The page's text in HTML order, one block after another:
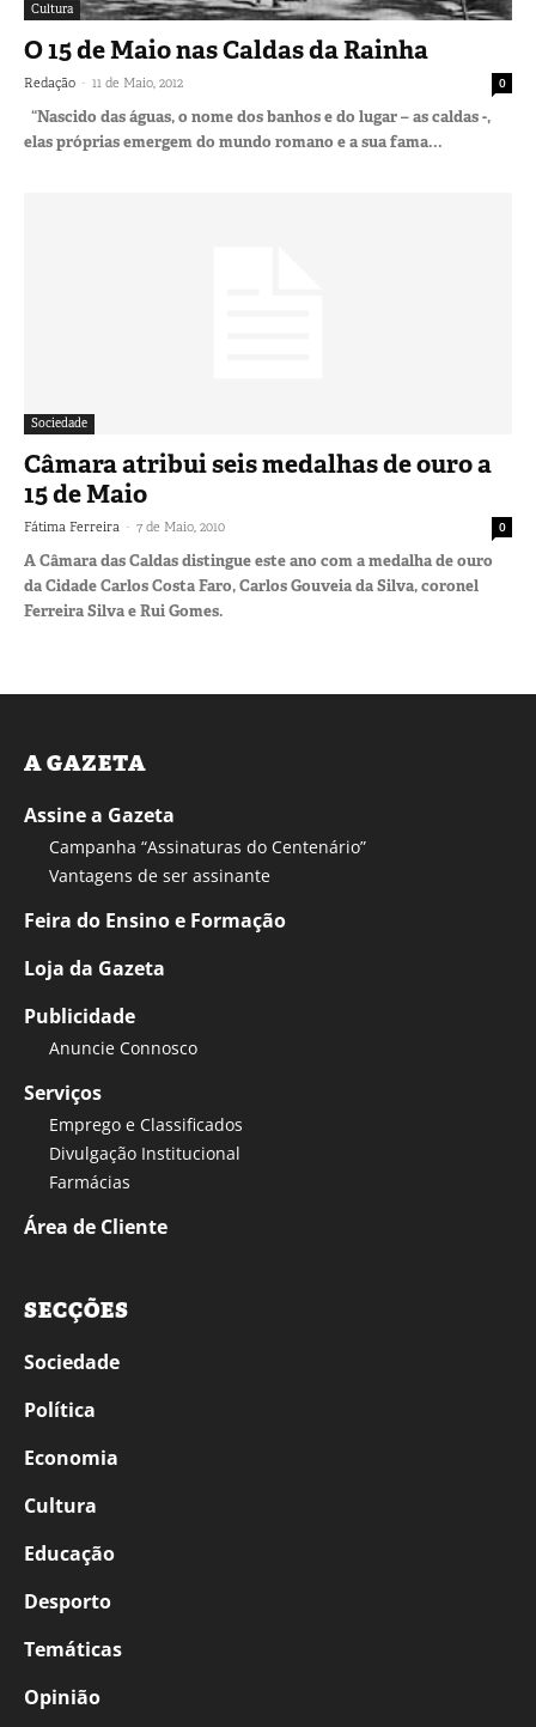
Cultura
O 15 de Maio nas Caldas da Rainha
Redação - 11 de Maio, 2012 0
“Nascido das águas, o nome dos banhos e do lugar – as caldas -,
elas próprias emergem do mundo romano e a sua fama...
Sociedade
Câmara atribui seis medalhas de ouro a
15 de Maio
Fátima Ferreira - 7 de Maio, 2010 0
A Câmara das Caldas distingue este ano com a medalha de ouro
da Cidade Carlos Costa Faro, Carlos Gouveia da Silva, coronel
Ferreira Silva e Rui Gomes.
A GAZETA
Assine a Gazeta
Campanha “Assinaturas do Centenário”
Vantagens de ser assinante
Feira do Ensino e Formação
Loja da Gazeta
Publicidade
Anuncie Connosco
Serviços
Emprego e Classificados
Divulgação Institucional
Farmácias
Área de Cliente
SECÇÕES
Sociedade
Política
Economia
Cultura
Educação
Desporto
Temáticas
Opinião